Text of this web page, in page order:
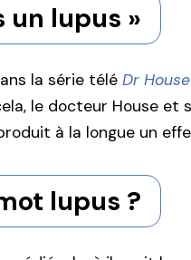
un lupus »
la série télé Dr House
le docteur House
à la longue un
lupus ?